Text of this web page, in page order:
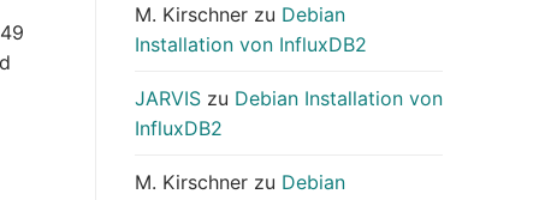
M. Kirschner zu Debian
Installation von InfluxDB2
JARVIS zu Debian Installation von
InfluxDB2
M. Kirschner zu Debian